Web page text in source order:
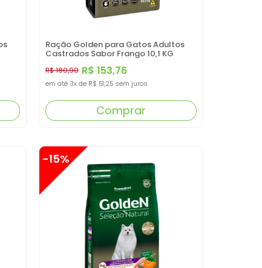
Ração Golden para Gatos Adultos
Castrados Sabor Frango 10,1 KG
R$ 153,76
R$ 180,90
em até 3xde R$ 51,25sem juros
Comprar
-15%